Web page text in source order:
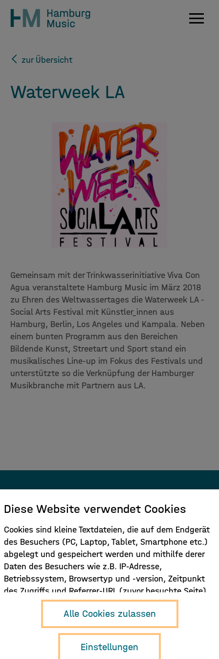
zur Übersicht
Waterweek LA
Gemeinsam mit der Trinkwasserinitiative Viva Con
Agua veranstaltete Hamburg Music im März 2018
zu Ehren des Weltwassertages die Waterweek LA -
Social Arts Festival mit Künstler_innen aus
Hamburg, Berlin, Los Angeles und Kampala. Neben
einem bunten Programm aus den Bereichen
Bildende Kunst, Streetart und Sport stand ein
musikalisches Line-up im Fokus des Festivals und
unterstützte so die Verknüpfung der Hamburger
Musikbranche mit Partnern aus LA.
Melden Sie sich für den Newsletter
Hier Anmelden
Hamburg Music
Business e.V.
Neuer Pferdemarkt 1
D-20359 Hamburg
info{at}musikwirtschaft.org
Diese Website verwendet Cookies
Cookies sind kleine Textdateien, die auf dem Endgerät
des Besuchers (PC, Laptop, Tablet, Smartphone etc.)
abgelegt und gespeichert werden und mithilfe derer
Daten des Besuchers wie z.B. IP-Adresse,
Betriebssystem, Browsertyp und -version, Zeitpunkt
des Zugriffs und Referrer-URL (zuvor besuchte Seite)
verarbeitet werden. Dies dient dazu, die Nutzung der
Funktionen der Internetseite zu ermöglichen und/oder
zu erleichtern und/oder die Nutzung der Seite zu
ihn abgestimmte Inhalte (z.B. Werbung) anzuzeigen.
Einstellungen
Alle Cookies zulassen